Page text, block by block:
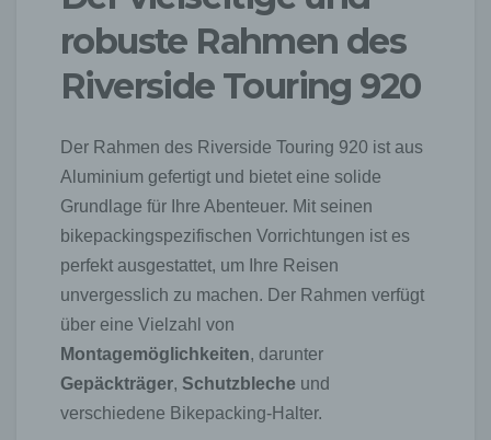
robuste Rahmen des
Riverside Touring 920
Der Rahmen des Riverside Touring 920 ist aus
Aluminium gefertigt und bietet eine solide
Grundlage für Ihre Abenteuer. Mit seinen
bikepackingspezifischen Vorrichtungen ist es
perfekt ausgestattet, um Ihre Reisen
unvergesslich zu machen. Der Rahmen verfügt
über eine Vielzahl von
Montagemöglichkeiten, darunter
Gepäckträger, Schutzbleche und
verschiedene Bikepacking-Halter.